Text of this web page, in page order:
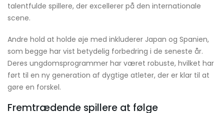
talentfulde spillere, der excellerer på den internationale
scene.
Andre hold at holde øje med inkluderer Japan og Spanien,
som begge har vist betydelig forbedring i de seneste år.
Deres ungdomsprogrammer har været robuste, hvilket har
ført til en ny generation af dygtige atleter, der er klar til at
gøre en forskel.
Fremtrædende spillere at følge